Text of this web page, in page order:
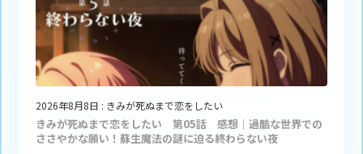
2026年8月8日 : きみが死ぬまで恋をしたい
きみが死ぬまで恋をしたい 第05話 感想｜過酷な世界での
ささやかな願い！蘇生魔法の謎に迫る終わらない夜